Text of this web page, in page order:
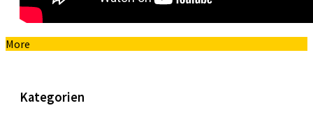
More
Kategorien